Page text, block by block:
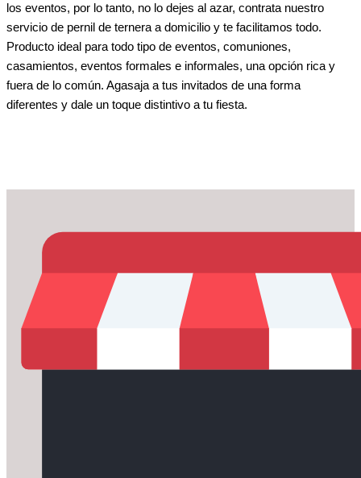
los eventos, por lo tanto, no lo dejes al azar, contrata nuestro
servicio de pernil de ternera a domicilio y te facilitamos todo.
Producto ideal para todo tipo de eventos, comuniones,
casamientos, eventos formales e informales, una opción rica y
fuera de lo común. Agasaja a tus invitados de una forma
diferentes y dale un toque distintivo a tu fiesta.